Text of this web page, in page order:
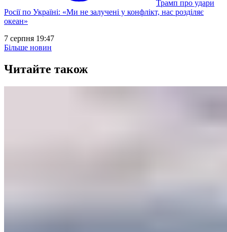
Трамп про удари
Росії по Україні: «Ми не залучені у конфлікт, нас розділяє
океан»
7 серпня 19:47
Більше новин
Читайте також